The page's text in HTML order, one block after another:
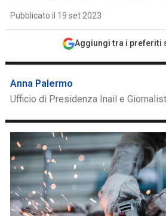
Pubblicato il 19 set 2023
Aggiungi tra i preferiti
Anna Palermo
Ufficio di Presidenza Inail e